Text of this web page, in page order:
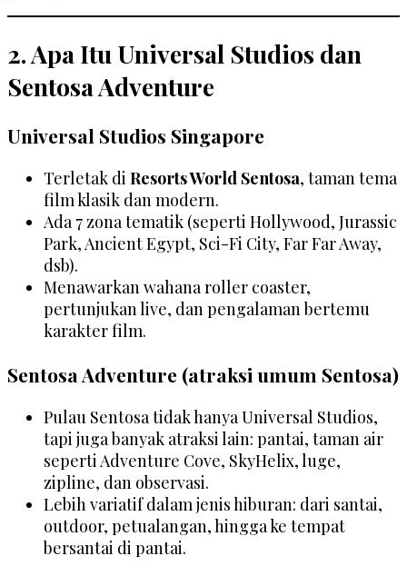
2. Apa Itu Universal Studios dan
Sentosa Adventure
Universal Studios Singapore
Terletak di Resorts World Sentosa, taman tema
film klasik dan modern.
Ada 7 zona tematik (seperti Hollywood, Jurassic
Park, Ancient Egypt, Sci-Fi City, Far Far Away,
dsb).
Menawarkan wahana roller coaster,
pertunjukan live, dan pengalaman bertemu
karakter film.
Sentosa Adventure (atraksi umum Sentosa)
Pulau Sentosa tidak hanya Universal Studios,
tapi juga banyak atraksi lain: pantai, taman air
seperti Adventure Cove, SkyHelix, luge,
zipline, dan observasi.
Lebih variatif dalam jenis hiburan: dari santai,
outdoor, petualangan, hingga ke tempat
bersantai di pantai.